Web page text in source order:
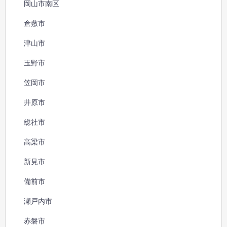
岡山市南区
倉敷市
津山市
玉野市
笠岡市
井原市
総社市
高梁市
新見市
備前市
瀬戸内市
赤磐市